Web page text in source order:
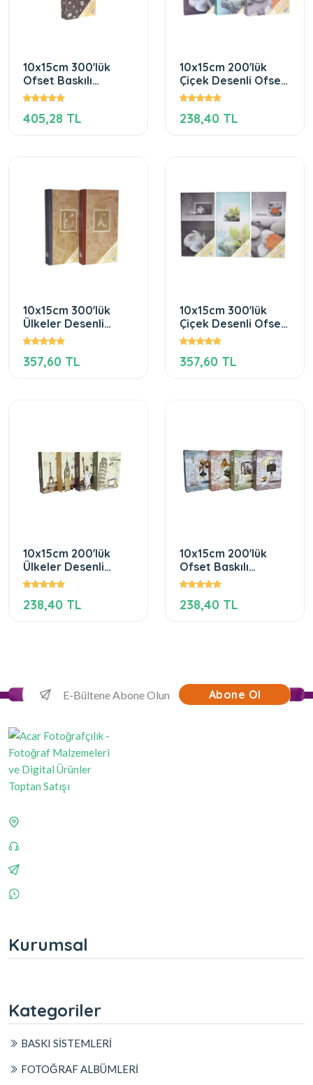
10x15cm 300'lük
Ofset Baskılı
Fotoğraf Albümü
405,28 TL
10x15cm 200'lük
Çiçek Desenli Ofset
Fotoğraf Albümü
238,40 TL
10x15cm 300'lük
Ülkeler Desenli
Ofset Fotoğraf
357,60 TL
10x15cm 300'lük
Çiçek Desenli Ofset
Fotoğraf Albümü
357,60 TL
10x15cm 200'lük
Ülkeler Desenli
Ofset Fotoğraf
238,40 TL
10x15cm 200'lük
Ofset Baskılı
Fotoğraf Albümü
238,40 TL
Abone Ol
Kurumsal
Kategoriler
BASKI SİSTEMLERİ
FOTOĞRAF ALBÜMLERİ